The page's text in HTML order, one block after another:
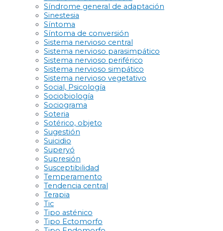
Síndrome general de adaptación
Sinestesia
Síntoma
Síntoma de conversión
Sistema nervioso central
Sistema nervioso parasimpático
Sistema nervioso periférico
Sistema nervioso simpático
Sistema nervioso vegetativo
Social, Psicología
Sociobiología
Sociograma
Soteria
Sotérico, objeto
Sugestión
Suicidio
Superyó
Supresión
Susceptibilidad
Temperamento
Tendencia central
Terapia
Tic
Tipo asténico
Tipo Ectomorfo